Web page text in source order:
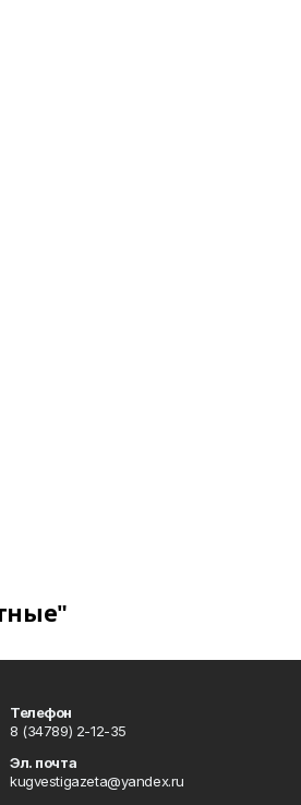
Телефон
8 (34789) 2-12-35
Эл. почта
kugvestigazeta@yandex.ru